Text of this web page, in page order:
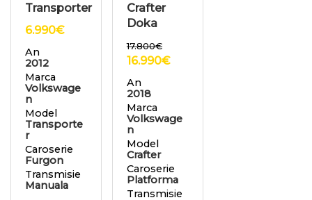
Transporter
6.990€
An
2012
Marca
Volkswage
n
Model
Transporte
r
Caroserie
Furgon
Transmisie
Manuala
Crafter
Doka
17.800€
16.990€
An
2018
Marca
Volkswage
n
Model
Crafter
Caroserie
Platforma
Transmisie